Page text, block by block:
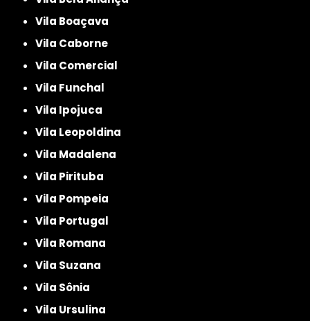
Vila Boaçava
Vila Caborne
Vila Comercial
Vila Funchal
Vila Ipojuca
Vila Leopoldina
Vila Madalena
Vila Pirituba
Vila Pompeia
Vila Portugal
Vila Romana
Vila Suzana
Vila Sônia
Vila Ursulina